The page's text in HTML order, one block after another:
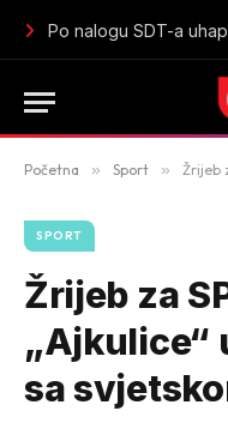
Istorijski uspjeh
Početna » Sport » Žrijeb za
SPORT
Žrijeb za
„Ajkulice“
sa